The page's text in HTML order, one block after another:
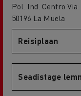
Pol. Ind. Centro Via
50196 La Muela
Reisiplaan
Seadistage